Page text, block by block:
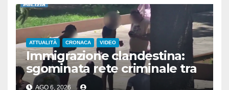
ATTUALITÀ CRONACA VIDEO
Immigrazione clandestina:
sgominata rete criminale tra
Algeria, Italia e Francia
AGO 6, 2026